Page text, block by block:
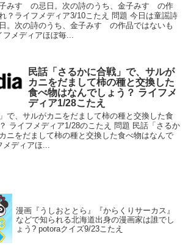
みすゞの忌日。次の詩のうち、金子みすゞの作
？ライフメディア3/10こたえ 問題 今日は童謡詩
。次の詩のうち、金子みすゞの作品ではないも
メディアほぼ毎...
民話「さるかに合戦」で、サルが
カニをだまして柿の種と交換した
食べ物はなんでしょう？ ライフメ
ディア1/28こたえ
で、サルがカニをだまして柿の種と交換した食
ライフメディア1/28のこたえ 問題 民話「さるか
ニをだまして柿の種と交換した食べ物はなんで
ディアほ...
漫画『うしおととら』『からくりサーカス』
などで知られる北海道出身の漫画家は誰でし
ょう? potoraクイズ9/23こたえ